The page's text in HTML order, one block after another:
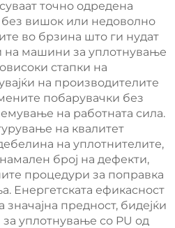
точно одредена
вишок или недоволно
во брзина што ги нудат
на машини за уплотнување
стапки на
на производителите
побарувачки без
на работната сила.
на квалитет
на уплотнителите,
број на дефекти,
процедури за поправка
Енергетската ефикасност
предност, бидејќи
уплотнување со PU од